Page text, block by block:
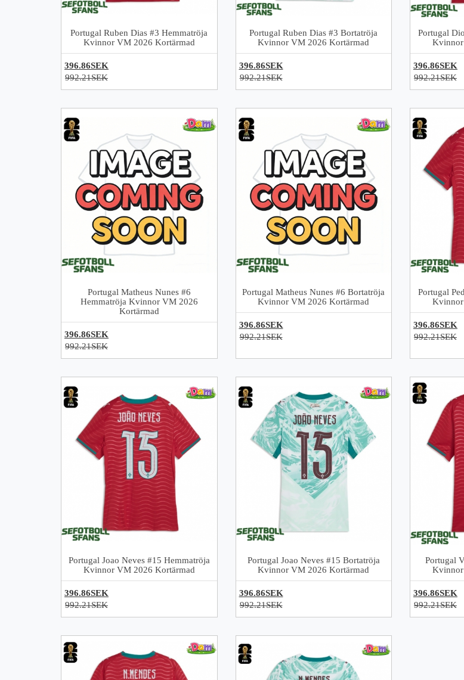
Portugal Ruben Dias #3 Hemmatröja
Kvinnor VM 2026 Kortärmad
396.86SEK
992.21SEK
Portugal Ruben Dias #3 Bortatröja
Kvinnor VM 2026 Kortärmad
396.86SEK
992.21SEK
Portugal
396.86SEK
992.21SEK
Portugal Matheus Nunes #6
Hemmatröja Kvinnor VM 2026
Kortärmad
396.86SEK
992.21SEK
Portugal Matheus Nunes #6 Bortatröja
Kvinnor VM 2026 Kortärmad
396.86SEK
992.21SEK
Portugal
396.86SEK
992.21SEK
Portugal Joao Neves #15 Hemmatröja
Kvinnor VM 2026 Kortärmad
396.86SEK
992.21SEK
Portugal Joao Neves #15 Bortatröja
Kvinnor VM 2026 Kortärmad
396.86SEK
992.21SEK
Portugal
396.86SEK
992.21SEK